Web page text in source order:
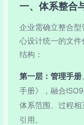
一、体系整合
企业需确立整合
心设计统一的文
结构：
第一层：管理手册
手册》，融合
体系范围、过程
引用。